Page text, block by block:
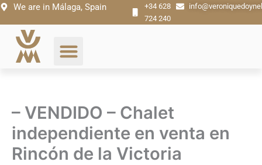
Ir
contenido
We are in Málaga, Spain
+34 628
724 240
– VENDIDO – Chalet
independiente en venta en
Rincón de la Victoria